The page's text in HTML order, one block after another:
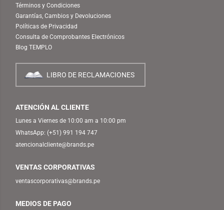
Términos y Condiciones
Garantías, Cambios y Devoluciones
Políticas de Privacidad
Consulta de Comprobantes Electrónicos
Blog TEMPLO
LIBRO DE RECLAMACIONES
ATENCIÓN AL CLIENTE
Lunes a Viernes de 10:00 am a 10:00 pm
WhatsApp: (+51) 991 194 747
atencionalcliente@brands.pe
VENTAS CORPORATIVAS
ventascorporativas@brands.pe
MEDIOS DE PAGO